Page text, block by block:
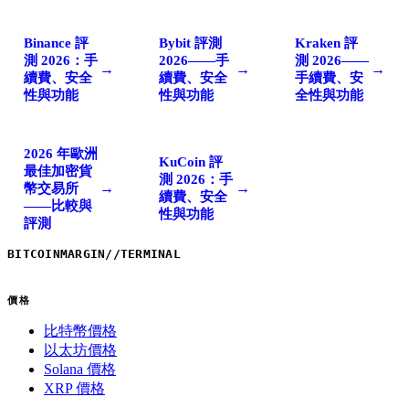
Binance 評
測 2026：手
續費、安全
性與功能
→
Bybit 評測
2026——手
續費、安全
性與功能
→
Kraken 評
測 2026——
手續費、安
全性與功能
→
2026 年歐洲
最佳加密貨
幣交易所
——比較與
評測
→
KuCoin 評
測 2026：手
續費、安全
性與功能
→
BITCOINMARGIN //TERMINAL
價格
比特幣價格
以太坊價格
Solana 價格
XRP 價格